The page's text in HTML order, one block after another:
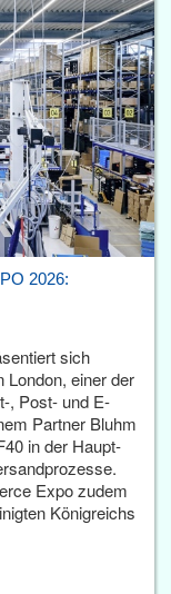
2026:
sich
London, einer der
, Post- und E-
Partner Bluhm
in der Haupt­
Expo zudem
Königreichs